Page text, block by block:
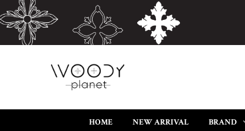
HOME NEW ARRIVAL BRAND